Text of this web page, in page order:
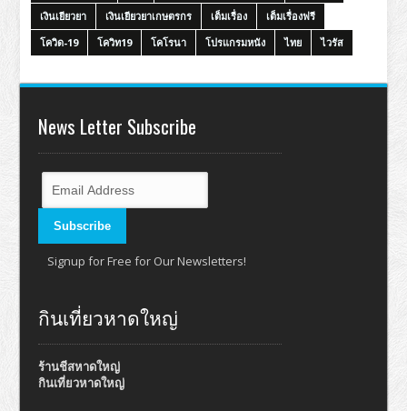
เงินเยียวยา
เงินเยียวยาเกษตรกร เต็มเรื่อง
เต็มเรื่องฟรี
โควิด-19
โควิท19 โคโรนา โปรแกรมหนัง ไทย ไวรัส
News Letter Subscribe
Signup for Free for Our Newsletters!
กินเที่ยวหาดใหญ่
ร้านชีสหาดใหญ่
กินเที่ยวหาดใหญ่